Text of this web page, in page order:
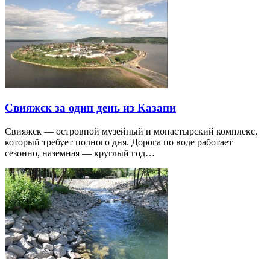
Свияжск за один день из Казани
Свияжск — островной музейный и монастырский комплекс,
который требует полного дня. Дорога по воде работает
сезонно, наземная — круглый год…